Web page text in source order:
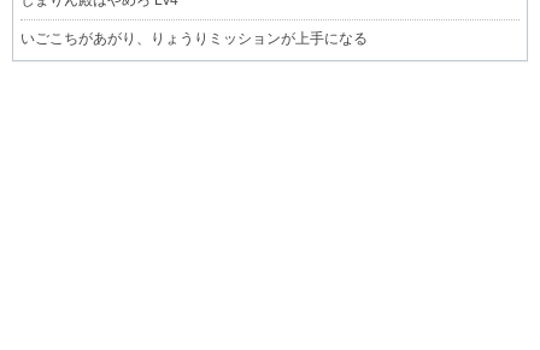
いごこちがあがり、りょうりミッションが上手になる